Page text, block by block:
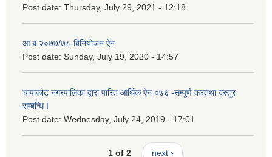
Post date: Thursday, July 29, 2021 - 12:18
आ.ब २०७७/७८-बिनियोजन ऐन
Post date: Sunday, July 19, 2020 - 14:57
चापाकोट नगरपालिका द्वारा पारित आर्थिक ऐन ०७६ -सम्पूर्ण करतथा दस्तुर
सम्बन्धि I
Post date: Wednesday, July 24, 2019 - 17:01
1 of 2 next ›